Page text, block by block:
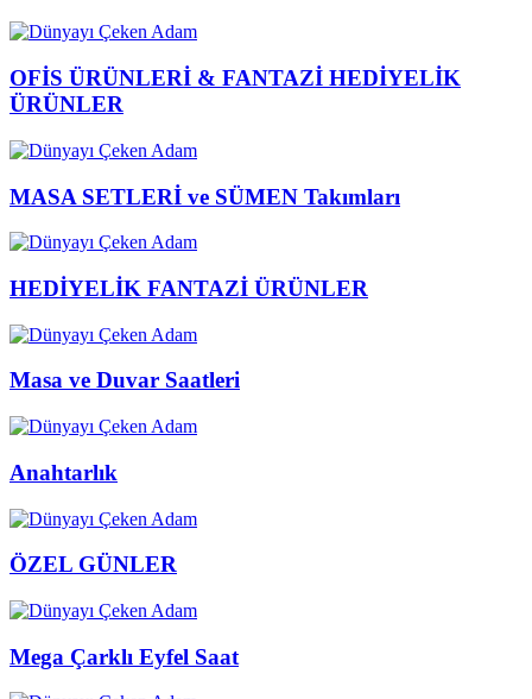
OFİS ÜRÜNLERİ & FANTAZİ HEDİYELİK
ÜRÜNLER
MASA SETLERİ ve SÜMEN Takımları
HEDİYELİK FANTAZİ ÜRÜNLER
Masa ve Duvar Saatleri
Anahtarlık
ÖZEL GÜNLER
Mega Çarklı Eyfel Saat